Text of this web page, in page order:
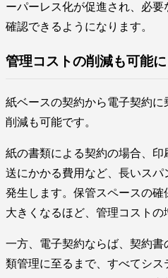
ーパーレス化が促進され、必
確認できるようになります。
管理コストの削減も可能に
紙ベースの契約から電子契約
削減も可能です。
紙の書類による契約の場合、
送にかかる費用など、長いス
発生します。保管スペースの
大きくなるほど、管理コストの
一方、電子契約ならば、契約
類管理に至るまで、すべてシ